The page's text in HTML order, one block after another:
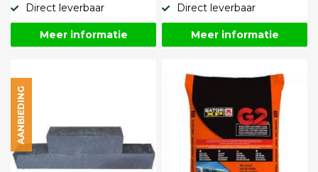
Direct leverbaar
Meer informatie
Direct leverbaar
Meer informatie
AANBIEDING